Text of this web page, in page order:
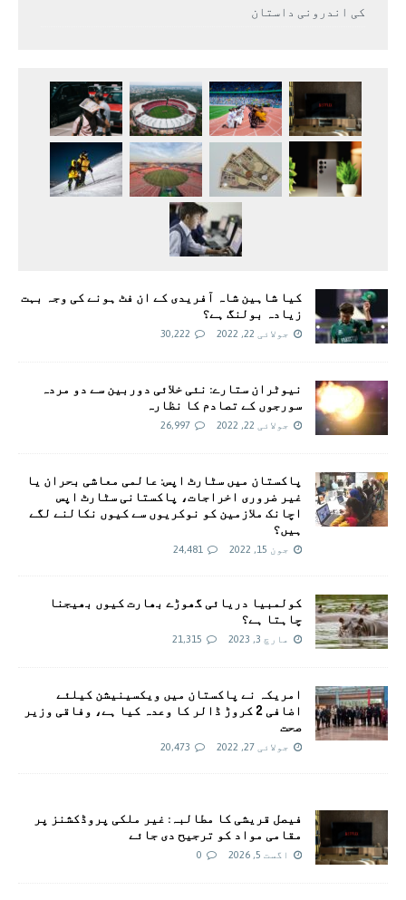
کی اندرونی داستان
کیا شاہین شاہ آفریدی کے ان فٹ ہونے کی وجہ بہت
زیادہ بولنگ ہے؟
جولائی 22, 2022 30,222
نیوٹران ستارے: نئی خلائی دوربین سے دو مردہ
سورجوں کے تصادم کا نظارہ
جولائی 22, 2022 26,997
پاکستان میں سٹارٹ اپس: عالمی معاشی بحران یا
غیر ضروری اخراجات، پاکستانی سٹارٹ اپس
اچانک ملازمین کو نوکریوں سے کیوں نکالنے لگے
ہیں؟
جون 15, 2022 24,481
کولمبیا دریائی گھوڑے بھارت کیوں بھیجنا
چاہتا ہے؟
مارچ 3, 2023 21,315
امريکہ نے پاکستان میں ویکسینیشن کیلئے
اضافی 2 کروڑ ڈالر کا وعدہ کیا ہے، وفاقی وزیر
صحت
جولائی 27, 2022 20,473
فیصل قریشی کا مطالبہ: غیر ملکی پروڈکشنز پر
مقامی مواد کو ترجیح دی جائے
اگست 5, 2026 0